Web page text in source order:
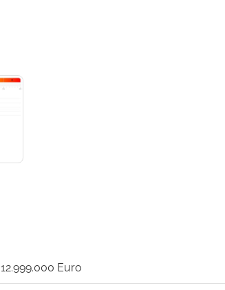
12.999.000 Euro